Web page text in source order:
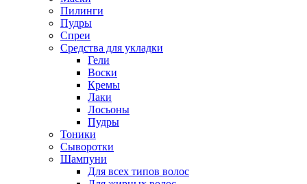
Пилинги
Пудры
Спреи
Средства для укладки
Гели
Воски
Кремы
Лаки
Лосьоны
Пудры
Тоники
Сыворотки
Шампуни
Для всех типов волос